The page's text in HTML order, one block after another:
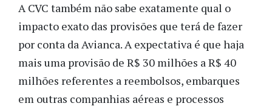
A CVC também não sabe exatamente qual o
impacto exato das provisões que terá de fazer
por conta da Avianca. A expectativa é que haja
mais uma provisão de R$ 30 milhões a R$ 40
milhões referentes a reembolsos, embarques
em outras companhias aéreas e processos